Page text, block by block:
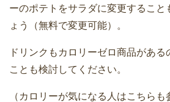
ーのポテトをサラダに変更すること
ょう（無料で変更可能）。
ドリンクもカロリーゼロ商品があ
ことも検討してください。
（カロリーが気になる人はこちら